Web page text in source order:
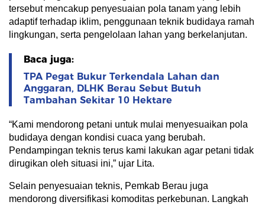
tersebut mencakup penyesuaian pola tanam yang lebih
adaptif terhadap iklim, penggunaan teknik budidaya ramah
lingkungan, serta pengelolaan lahan yang berkelanjutan.
Baca juga:
TPA Pegat Bukur Terkendala Lahan dan
Anggaran, DLHK Berau Sebut Butuh
Tambahan Sekitar 10 Hektare
“Kami mendorong petani untuk mulai menyesuaikan pola
budidaya dengan kondisi cuaca yang berubah.
Pendampingan teknis terus kami lakukan agar petani tidak
dirugikan oleh situasi ini,” ujar Lita.
Selain penyesuaian teknis, Pemkab Berau juga
mendorong diversifikasi komoditas perkebunan. Langkah